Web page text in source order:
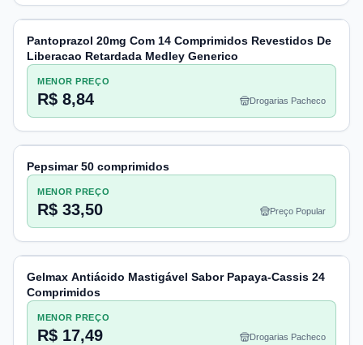
Pantoprazol 20mg Com 14 Comprimidos Revestidos De
Liberacao Retardada Medley Generico
MENOR PREÇO
R$ 8,84 Drogarias Pacheco
Pepsimar 50 comprimidos
MENOR PREÇO
R$ 33,50 Preço Popular
Gelmax Antiácido Mastigável Sabor Papaya-Cassis 24
Comprimidos
MENOR PREÇO
R$ 17,49 Drogarias Pacheco